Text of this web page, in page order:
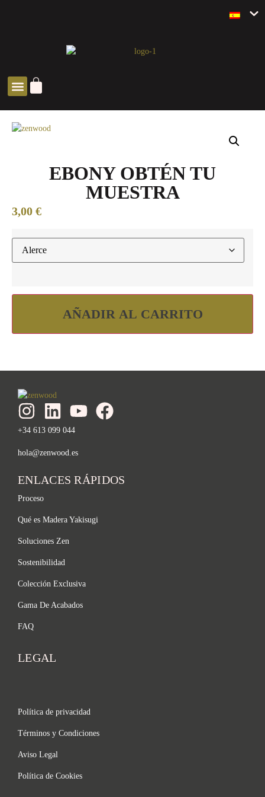
EBONY OBTÉN TU
MUESTRA
3,00 €
AÑADIR AL CARRITO
+34 613 099 044
hola@zenwood.es
ENLACES RÁPIDOS
Proceso
Qué es Madera Yakisugi
Soluciones Zen
Sostenibilidad
Colección Exclusiva
Gama De Acabados
FAQ
LEGAL
Política de privacidad
Términos y Condiciones
Aviso Legal
Política de Cookies